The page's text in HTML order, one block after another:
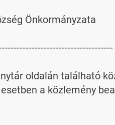
Önkormányzata
oldalán található
a közlemény